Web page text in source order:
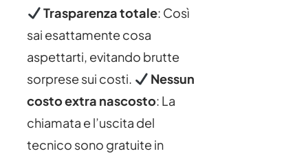
Trasparenza totale: Così
sai esattamente cosa
aspettarti, evitando brutte
sorprese sui costi.
Nessun
costo extra nascosto: La
chiamata e l’uscita del
tecnico sono gratuite in